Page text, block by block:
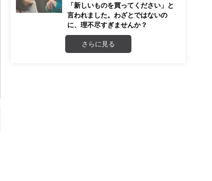
「新しいものを買ってください」と
言われました。わざとではないの
に、理不尽すぎませんか？
さらに見る